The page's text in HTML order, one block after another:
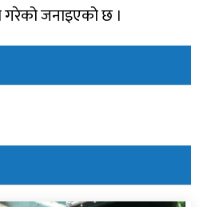
गरेको जनाइएको छ ।